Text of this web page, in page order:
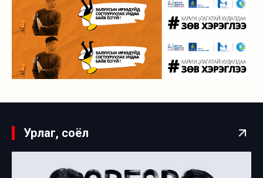
Урлаг, соёл